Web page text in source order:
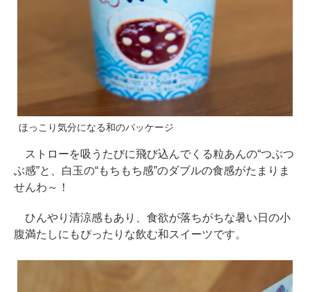
ほっこり気分になる和のパッケージ
ストローを吸うたびに飛び込んでくる粒あんの“つぶつ
ぶ感”と、白玉の“もちもち感”のダブルの食感がたまりま
せんわ～！
ひんやり清涼感もあり、食欲が落ちがちな暑い日の小
腹満たしにもぴったりな飲む和スイーツです。